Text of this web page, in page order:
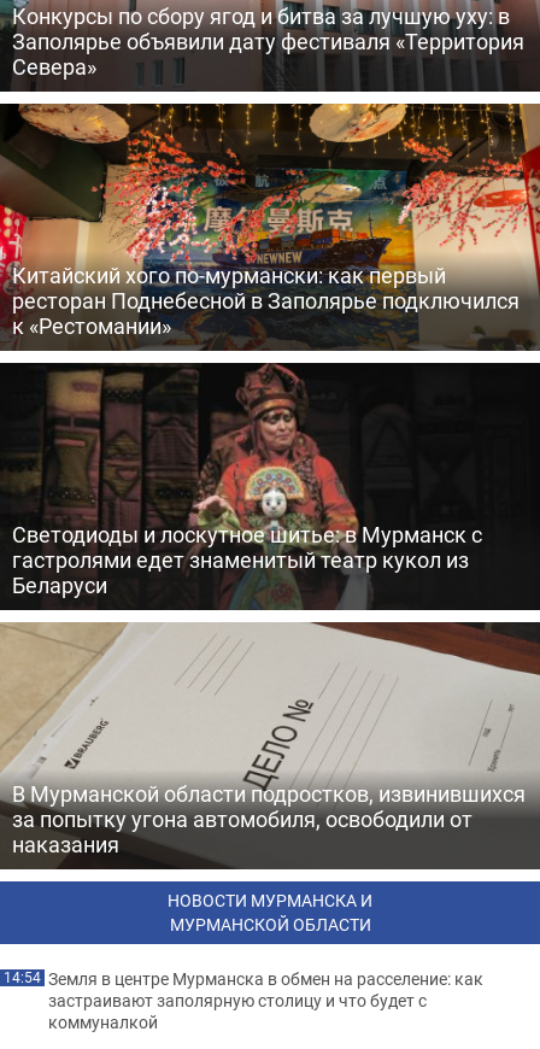
Конкурсы по сбору ягод и битва за лучшую уху: в
Заполярье объявили дату фестиваля «Территория
Севера»
Китайский хого по-мурмански: как первый
ресторан Поднебесной в Заполярье подключился
к «Рестомании»
Светодиоды и лоскутное шитье: в Мурманск с
гастролями едет знаменитый театр кукол из
Беларуси
В Мурманской области подростков, извинившихся
за попытку угона автомобиля, освободили от
наказания
НОВОСТИ МУРМАНСКА И
МУРМАНСКОЙ ОБЛАСТИ
14:54 Земля в центре Мурманска в обмен на расселение: как
застраивают заполярную столицу и что будет с
коммуналкой